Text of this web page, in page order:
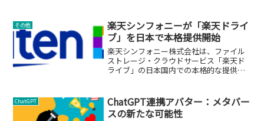
その他
楽天シンフォニーが「楽天ドライ
ブ」を日本で本格提供開始
楽天シンフォニー株式会社は、ファイル
ストレージ・クラウドサービス「楽天ド
ライブ」の日本国内での本格的な提供を
び法人ユーザーに新たな選択肢を提供し
ます。
ChatGPT
ChatGPT連携アバター：メタバー
スの新たな可能性